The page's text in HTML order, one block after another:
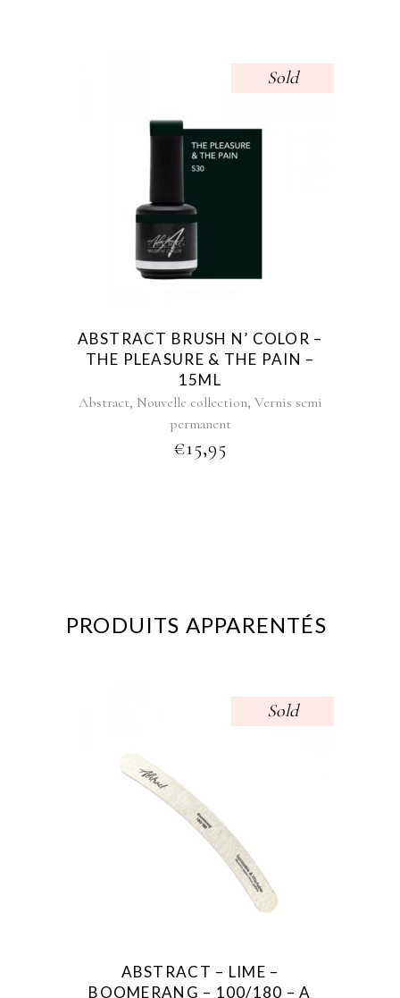
Sold
ABSTRACT BRUSH N’ COLOR –
THE PLEASURE & THE PAIN –
15ML
Abstract, Nouvelle collection, Vernis semi
permanent
€15,95
PRODUITS APPARENTÉS
Sold
ABSTRACT – LIME –
BOOMERANG – 100/180 – A